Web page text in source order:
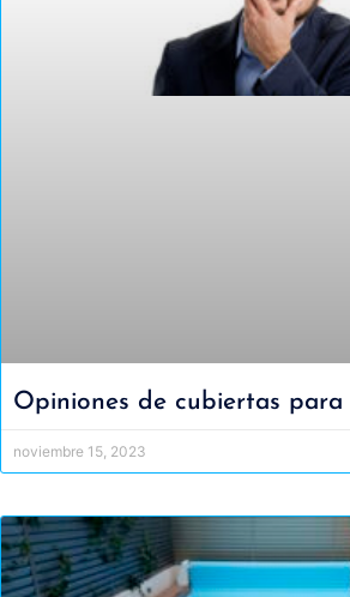
Opiniones de cubiertas para
noviembre 15, 2023